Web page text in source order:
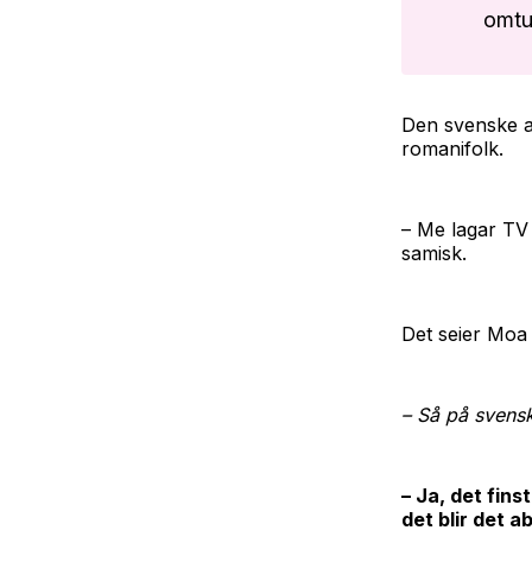
Den svenske
romanifolk.
– Me lagar
samisk.
Det seier
– Så på
– Ja, det
det blir det